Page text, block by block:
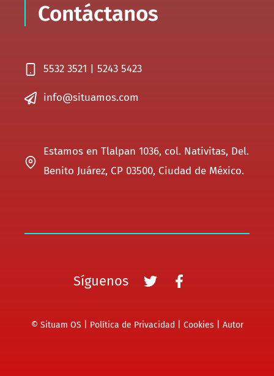
Contáctanos
5532 3521 | 5243 5423
info@situamos.com
Estamos en Tlalpan 1036, col. Nativitas, Del.
Benito Juárez, CP 03500, Ciudad de México.
© Situam OS | Política de Privacidad Cookies Autor
Síguenos